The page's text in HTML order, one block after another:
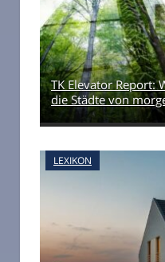
TK Elevator Report:
die Städte von
LEXIKON